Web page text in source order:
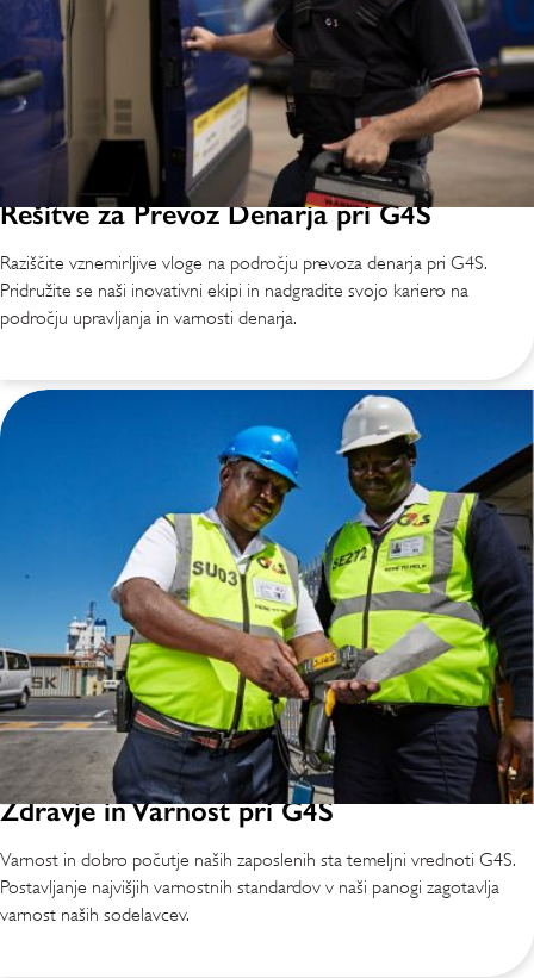
Rešitve za Prevoz Denarja pri G4S
Raziščite vznemirljive vloge na področju prevoza denarja pri G4S.
Pridružite se naši inovativni ekipi in nadgradite svojo kariero na
področju upravljanja in varnosti denarja.
Zdravje in Varnost pri G4S
Varnost in dobro počutje naših zaposlenih sta temeljni vrednoti G4S.
Postavljanje najvišjih varnostnih standardov v naši panogi zagotavlja
varnost naših sodelavcev.